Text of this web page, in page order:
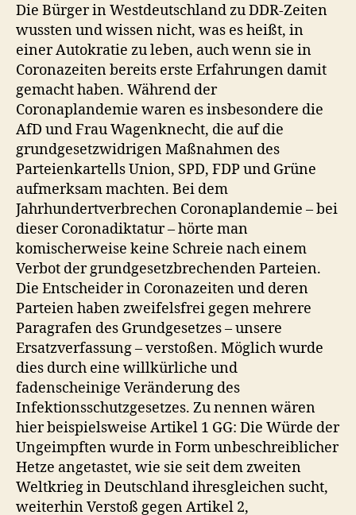
Die Bürger in Westdeutschland zu DDR-Zeiten
wussten und wissen nicht, was es heißt, in
einer Autokratie zu leben, auch wenn sie in
Coronazeiten bereits erste Erfahrungen damit
gemacht haben. Während der
Coronaplandemie waren es insbesondere die
AfD und Frau Wagenknecht, die auf die
grundgesetzwidrigen Maßnahmen des
Parteienkartells Union, SPD, FDP und Grüne
aufmerksam machten. Bei dem
Jahrhundertverbrechen Coronaplandemie – bei
dieser Coronadiktatur – hörte man
komischerweise keine Schreie nach einem
Verbot der grundgesetzbrechenden Parteien.
Die Entscheider in Coronazeiten und deren
Parteien haben zweifelsfrei gegen mehrere
Paragrafen des Grundgesetzes – unsere
Ersatzverfassung – verstoßen. Möglich wurde
dies durch eine willkürliche und
fadenscheinige Veränderung des
Infektionsschutzgesetzes. Zu nennen wären
hier beispielsweise Artikel 1 GG: Die Würde der
Ungeimpften wurde in Form unbeschreiblicher
Hetze angetastet, wie sie seit dem zweiten
Weltkrieg in Deutschland ihresgleichen sucht,
weiterhin Verstoß gegen Artikel 2,